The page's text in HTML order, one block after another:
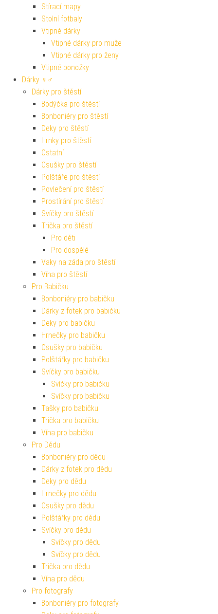
Stírací mapy
Stolní fotbaly
Vtipné dárky
Vtipné dárky pro muže
Vtipné dárky pro ženy
Vtipné ponožky
Dárky ♀♂
Dárky pro štěstí
Bodýčka pro štěstí
Bonboniéry pro štěstí
Deky pro štěstí
Hrnky pro štěstí
Ostatní
Osušky pro štěstí
Polštáře pro štěstí
Povlečení pro štěstí
Prostírání pro štěstí
Svíčky pro štěstí
Trička pro štěstí
Pro děti
Pro dospělé
Vaky na záda pro štěstí
Vína pro štěstí
Pro Babičku
Bonboniéry pro babičku
Dárky z fotek pro babičku
Deky pro babičku
Hrnečky pro babičku
Osušky pro babičku
Polštářky pro babičku
Svíčky pro babičku
Svíčky pro babičku
Svíčky pro babičku
Tašky pro babičku
Trička pro babičku
Vína pro babičku
Pro Dědu
Bonboniéry pro dědu
Dárky z fotek pro dědu
Deky pro dědu
Hrnečky pro dědu
Osušky pro dědu
Polštářky pro dědu
Svíčky pro dědu
Svíčky pro dědu
Svíčky pro dědu
Trička pro dědu
Vína pro dědu
Pro fotografy
Bonboniéry pro fotografy